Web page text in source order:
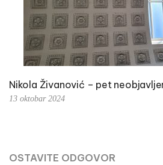
Nikola Živanović – pet
13 oktobar 2024
OSTAVITE ODGOVOR